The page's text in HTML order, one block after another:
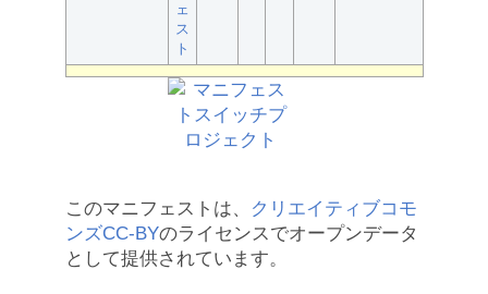
ェ
ス
ト
このマニフェストは、
クリエイティブコモ
ンズCC-BYのライセンスでオープンデータ
として提供されています。